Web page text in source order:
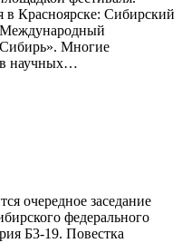
в Красноярске: Сибирский
Международный
Многие
в научных…
очередное заседание
федерального
Б3-19. Повестка